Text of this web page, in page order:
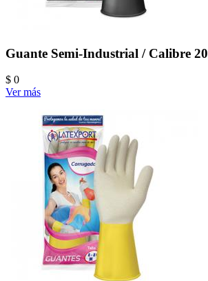
Guante Semi-Industrial / Calibre 20
$ 0
Ver más